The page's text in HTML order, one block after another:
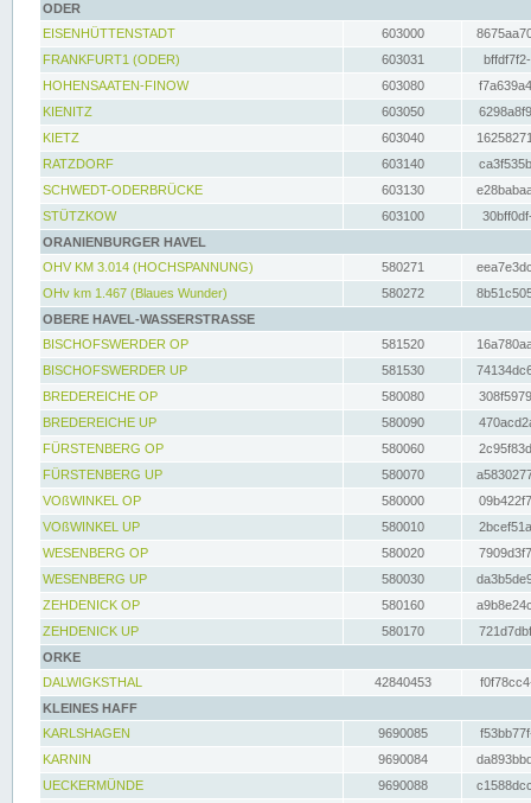
ODER
EISENHÜTTENSTADT
603000
FRANKFURT1 (ODER)
603031
HOHENSAATEN-FINOW
603080
KIENITZ
603050
KIETZ
603040
RATZDORF
603140
SCHWEDT-ODERBRÜCKE
603130
STÜTZKOW
603100
ORANIENBURGER HAVEL
OHV KM 3.014 (HOCHSPANNUNG)
580271
OHv km 1.467 (Blaues Wunder)
580272
OBERE HAVEL-WASSERSTRASSE
BISCHOFSWERDER OP
581520
BISCHOFSWERDER UP
581530
BREDEREICHE OP
580080
BREDEREICHE UP
580090
FÜRSTENBERG OP
580060
FÜRSTENBERG UP
580070
VOßWINKEL OP
580000
VOßWINKEL UP
580010
WESENBERG OP
580020
WESENBERG UP
580030
ZEHDENICK OP
580160
ZEHDENICK UP
580170
ORKE
DALWIGKSTHAL
42840453
KLEINES HAFF
KARLSHAGEN
9690085
KARNIN
9690084
UECKERMÜNDE
9690088